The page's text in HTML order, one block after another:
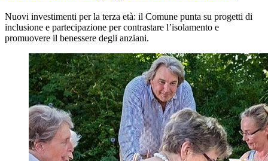
Nuovi investimenti per la terza età: il Comune punta su progetti di
inclusione e partecipazione per contrastare l’isolamento e
promuovere il benessere degli anziani.